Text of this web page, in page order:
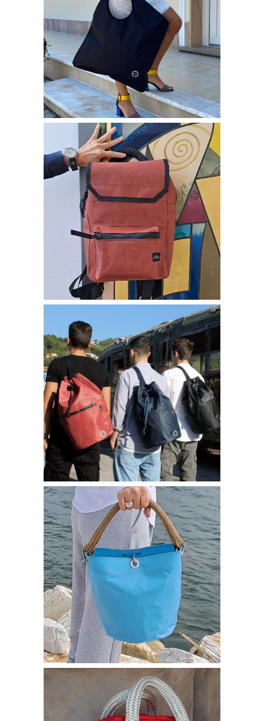
Borse bisou
BORSA AQUILONE
230,00 €
Borse bisou
ZAINO UNISEX
250,00€
Borse bisou
SAILOR, SACCA MARINAIO
180,00€
Borse bisou
SECCHIELLINO TOP
180,00€–200,00